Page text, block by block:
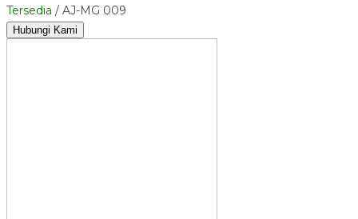
Tersedia / AJ-MG 009
Hubungi Kami